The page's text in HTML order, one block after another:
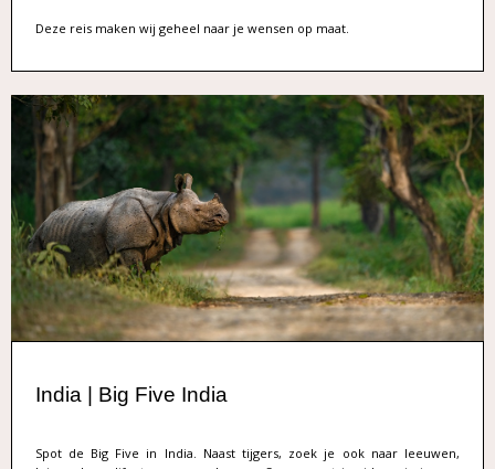
Deze reis maken wij geheel naar je wensen op maat.
India | Big Five India
Spot de Big Five in India. Naast tijgers, zoek je ook naar leeuwen,